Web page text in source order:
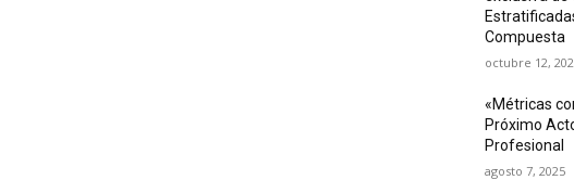
Compuesta
octubre 12,
«Métricas
Próximo
Profesional
agosto 7, 2025